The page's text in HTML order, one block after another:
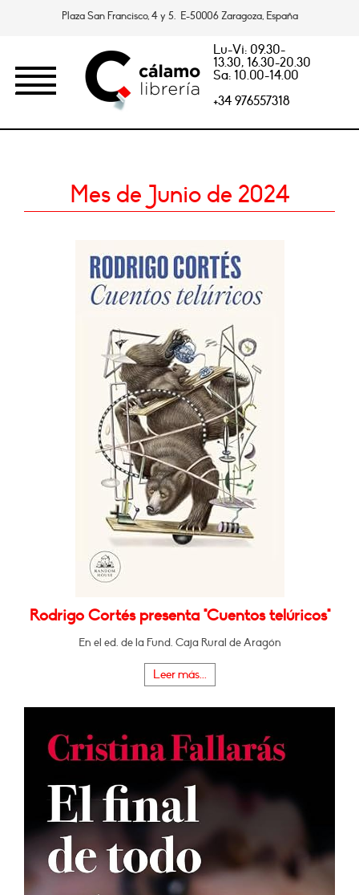
Plaza San Francisco, 4 y 5. E-50006 Zaragoza, España
Lu-Vi: 09.30-
13.30, 16.30-20.30
Sa: 10.00-14.00
+34 976557318
Mes de Junio de 2024
Rodrigo Cortés presenta "Cuentos telúricos"
En el ed. de la Fund. Caja Rural de Aragón
Leer más...